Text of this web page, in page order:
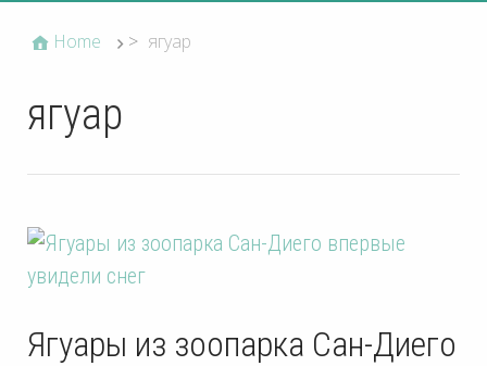
Home > ягуар
ягуар
Ягуары из зоопарка Сан-Диего